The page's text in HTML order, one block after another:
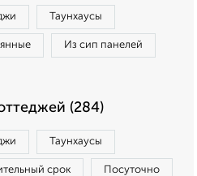
Таунхаусы
Из сип панелей
(284)
Таунхаусы
срок Посуточно